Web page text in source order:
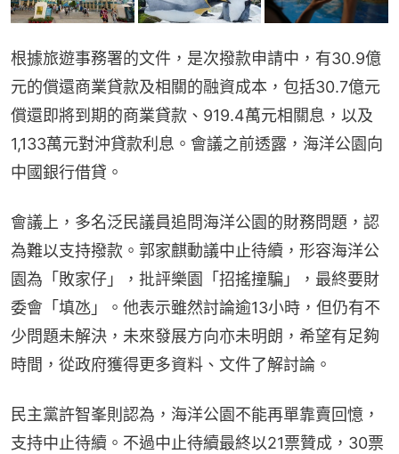
根據旅遊事務署的文件，是次撥款申請中，有30.9億
元的償還商業貸款及相關的融資成本，包括30.7億元
償還即將到期的商業貸款、919.4萬元相關息，以及
1,133萬元對沖貸款利息。會議之前透露，海洋公園向
中國銀行借貸。
會議上，多名泛民議員追問海洋公園的財務問題，認
為難以支持撥款。郭家麒動議中止待續，形容海洋公
園為「敗家仔」，批評樂園「招搖撞騙」，最終要財
委會「填氹」。他表示雖然討論逾13小時，但仍有不
少問題未解決，未來發展方向亦未明朗，希望有足夠
時間，從政府獲得更多資料、文件了解討論。
民主黨許智峯則認為，海洋公園不能再單靠賣回憶，
支持中止待續。不過中止待續最終以21票贊成，30票